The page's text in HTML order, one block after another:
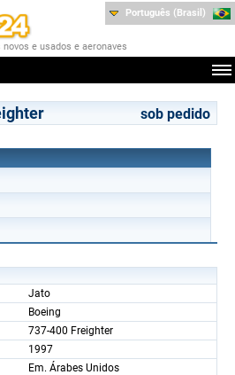
e usados e aeronaves
Português (Brasil)
sob pedido
Jato
Boeing
737-400 Freighter
1997
Em. Árabes Unidos